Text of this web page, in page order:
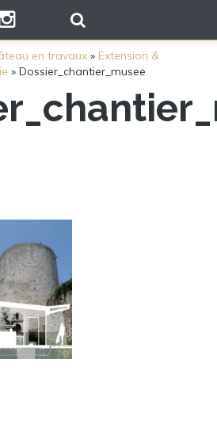
en travaux» Extension &
» Dossier_chantier_musee